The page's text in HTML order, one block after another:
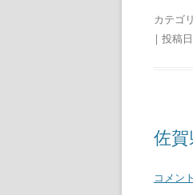
カテゴ
| 投稿
佐
コメン